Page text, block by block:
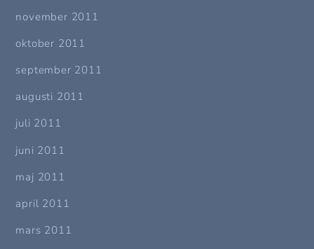
november 2011
oktober 2011
september 2011
augusti 2011
juli 2011
juni 2011
maj 2011
april 2011
mars 2011